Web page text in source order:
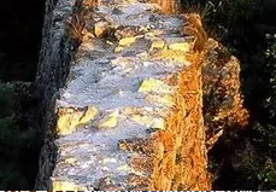
Жизни Скоро